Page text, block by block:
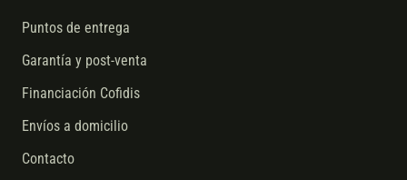
Puntos de entrega
Garantía y post-venta
Financiación Cofidis
Envíos a domicilio
Contacto